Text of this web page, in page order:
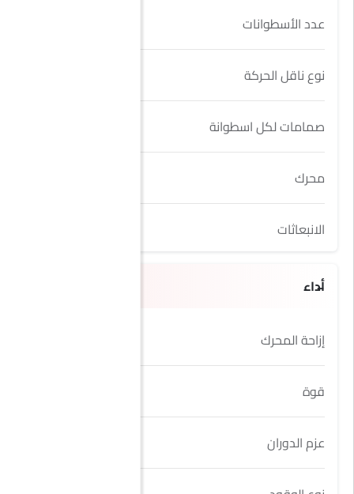
عدد الأسطوانات
نوع ناقل الحركة
صمامات لكل اسطوانة
محرك
الانبعاثات
أداء
إزاحة المحرك
قوة
عزم الدوران